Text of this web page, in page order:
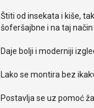
Štiti od insekata i kiše,
šoferšajbne i na taj
Daje bolji i moderniji
Lako se montira bez
Postavlja se uz pomoć